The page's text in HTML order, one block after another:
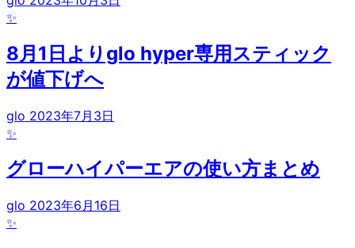
✨
8月1日よりglo hyper専用スティック
が値下げへ
glo 2023年7月3日
✨
グローハイパーエアの使い方まとめ
glo 2023年6月16日
✨